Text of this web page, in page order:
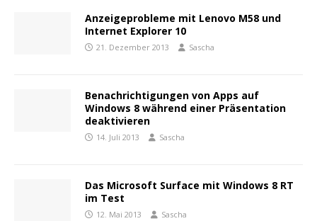
Anzeigeprobleme mit Lenovo M58 und
Internet Explorer 10
21. Dezember 2013 Sascha
Benachrichtigungen von Apps auf
Windows 8 während einer Präsentation
deaktivieren
14. Juli 2013 Sascha
Das Microsoft Surface mit Windows 8 RT
im Test
12. Mai 2013 Sascha